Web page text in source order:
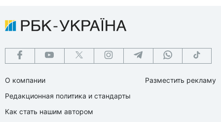
О компании
Редакционная политика и стандарты
Как стать нашим автором
Разместить рекламу